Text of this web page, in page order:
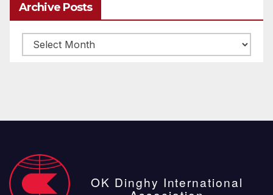
Archive Posts
Archive
posts
OK Dinghy International